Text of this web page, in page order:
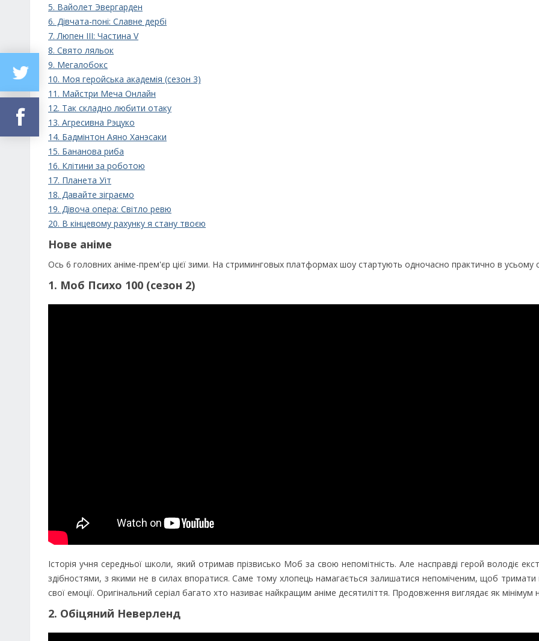
5. Вайолет Эвергарден
6. Дівчата-поні: Славне дербі
7. Люпен III: Частина V
8. Свято ляльок
9. Мегалобокс
10. Моя геройська академія (сезон 3)
11. Майстри Меча Онлайн
12. Так складно любити отаку
13. Агресивна Рэцуко
14. Бадмінтон Аяно Ханэсаки
15. Бананова риба
16. Клітини за роботою
17. Планета Уіт
18. Давайте зіграємо
19. Дівоча опера: Світло ревю
20. В кінцевому рахунку я стану твоєю
Нове аніме
Ось 6 головних аніме-прем'єр цієї зими. На стриминговых платформах шоу стартують одночасно практично в усьому
1. Моб Психо 100 (сезон 2)
Історія учня середньої школи, який отримав прізвисько Моб за свою непомітність. Але насправді герой володіє
здібностями, з якими не в силах впоратися. Саме тому хлопець намагається залишатися непоміченим, щоб тримати
свої емоції. Оригінальний серіал багато хто називає найкращим аніме десятиліття. Продовження виглядає як мінімум
2. Обіцяний Неверленд